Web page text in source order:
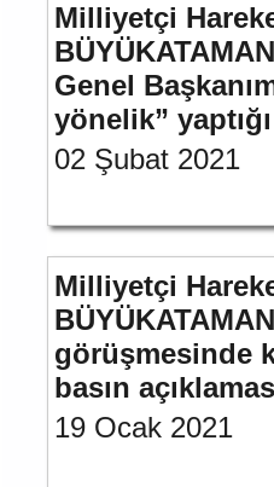
Milliyetçi
Genel
yönelik”
02 Şubat 2021
Milliyetçi
görüşmesinde
basın
19 Ocak 2021